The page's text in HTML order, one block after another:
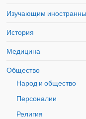
Изучающим
История
Медицина
Общество
Народ и общество
Персоналии
Религия